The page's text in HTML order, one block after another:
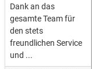
Dank an das
gesamte Team für
den stets
freundlichen Service
und ...